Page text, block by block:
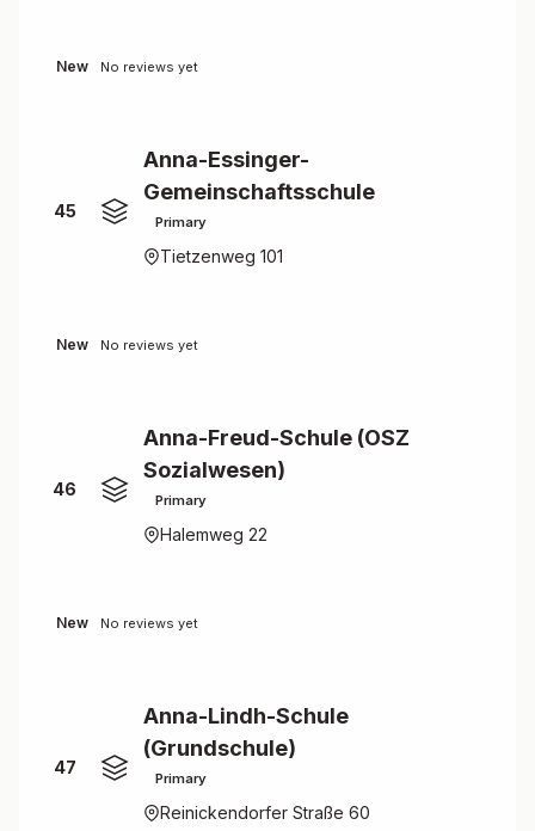
New No reviews yet
45
Anna-Essinger-
Gemeinschaftsschule
Primary
Tietzenweg 101
New No reviews yet
46
Anna-Freud-Schule (OSZ
Sozialwesen)
Primary
Halemweg 22
New No reviews yet
47
Anna-Lindh-Schule
(Grundschule)
Primary
Reinickendorfer Straße 60